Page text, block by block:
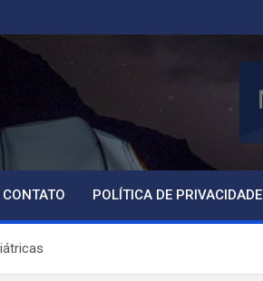
CONTATO POLÍTICA DE PRIVACIDADE